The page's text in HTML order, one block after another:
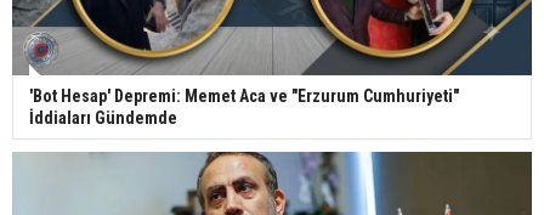
'Bot Hesap' Depremi: Memet Aca ve "Erzurum Cumhuriyeti"
İddiaları Gündemde